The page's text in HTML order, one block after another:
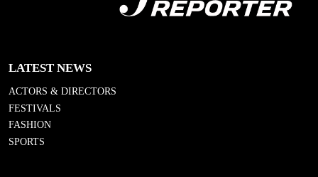
LATEST NEWS
ACTORS & DIRECTORS
FESTIVALS
FASHION
SPORTS